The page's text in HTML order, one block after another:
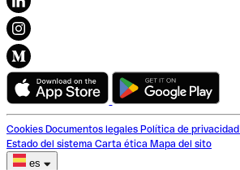
Cookies Documentos legales Política de privacidad
Estado del sistema Carta ética Mapa del sito
es